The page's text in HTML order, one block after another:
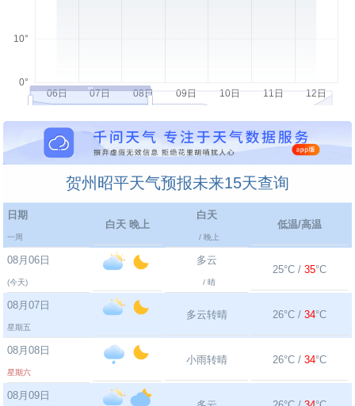
贺州昭平天气预报未来15天查询
日期
一周
白天 晚上
白天
/ 晚上
低温/高温
08月06日
(今天)
多云
/ 晴
25°C / 35°C
08月07日
星期五
多云转晴 26°C / 34°C
08月08日
星期六
小雨转晴 26°C / 34°C
08月09日